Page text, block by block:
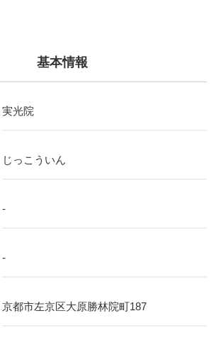
基本情報
実光院
じっこういん
-
-
京都市左京区大原勝林院町187